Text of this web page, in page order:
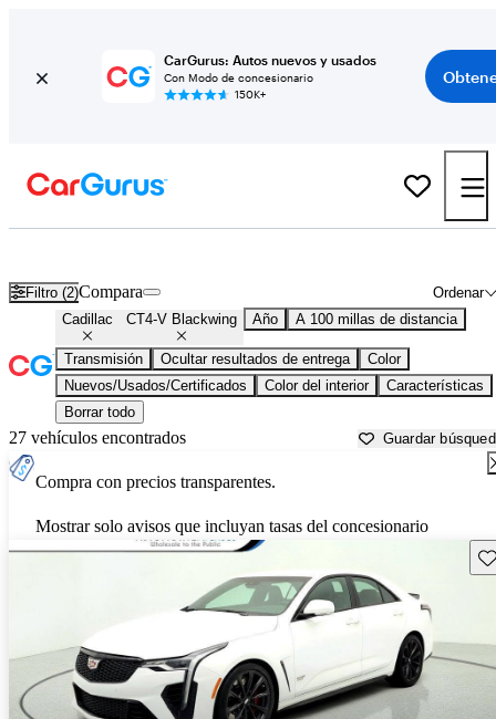
CarGurus: Autos nuevos y usados
Con Modo de concesionario
150K+
Filtro (2) Ordenar
Compara
Cadillac CT4-V Blackwing Año A 100 millas de distancia
Transmisión Ocultar resultados de entrega
Color
Nuevos/Usados/Certificados
Color del interior
Características
Borrar todo
27 vehículos encontrados Guardar
Compra con precios transparentes.
Mostrar solo avisos que incluyan tasas del concesionario